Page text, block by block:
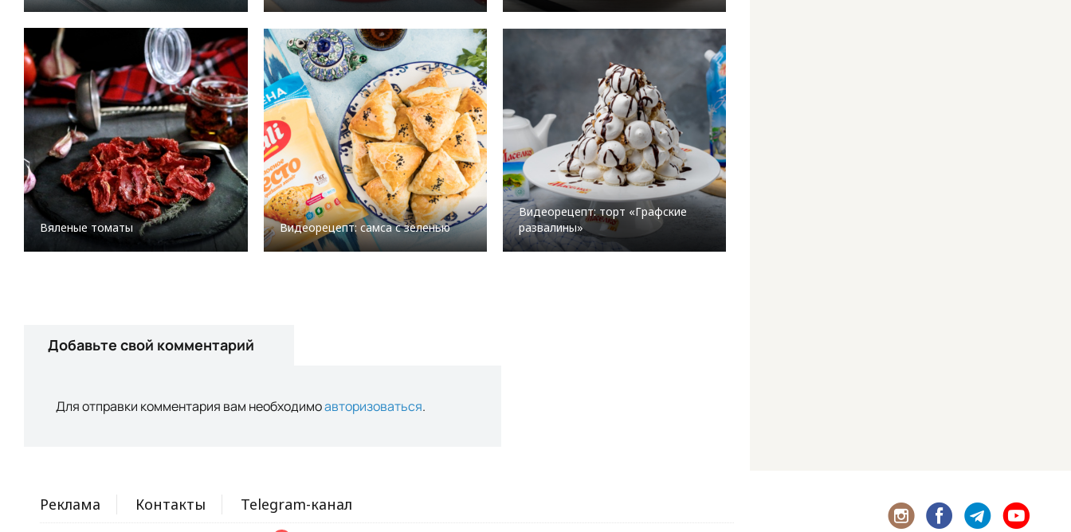
Вяленые томаты Видеорецепт: самса с зеленью
Видеорецепт: торт «Графские
развалины»
Добавьте свой комментарий
Для отправки комментария вам необходимоавторизоваться.
Реклама Контакты Telegram-канал